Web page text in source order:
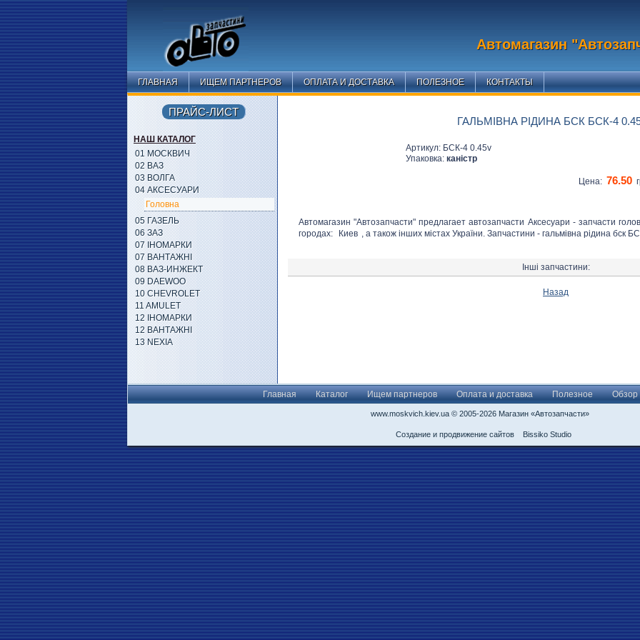
Автомагазин
ГЛАВНАЯ ИЩЕМ ПАРТНЕРОВ ОПЛАТА И ДОСТАВКА ПОЛЕЗНОЕ КОНТАКТЫ
ГАЛЬМІВНА РІДИНА БСК БСК-4
Артикул: БСК-4 0.45v
Упаковка: каністр
Цена: 76.50
Автомагазин "Автозапчасти" предлагает автозапчасти Аксесуари - запчасти
городах:
Киев , а також інших містах України. Запчастини - гальмівна рідина бск
Інші запчастини:
Назад
ПРАЙС-ЛИСТ
НАШ КАТАЛОГ
01 МОСКВИЧ
02 ВАЗ
03 ВОЛГА
04 АКСЕСУАРИ
Головна
05 ГАЗЕЛЬ
06 ЗАЗ
07 ІНОМАРКИ
07 ВАНТАЖНІ
08 ВАЗ-ИНЖЕКТ
09 DAEWOO
10 CHEVROLET
11 AMULET
12 ІНОМАРКИ
12 ВАНТАЖНІ
13 NEXIA
Главная Каталог Ищем партнеров Оплата и доставка Полезное Обзор
www.moskvich.kiev.ua © 2005-2026 Магазин «Автозапчасти»
Создание и продвижение сайтов Bissiko Studio